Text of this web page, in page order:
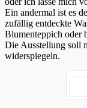
Ein andermal ist es
zufällig entdeckte
Blumenteppich oder
Die Ausstellung soll
widerspiegeln.